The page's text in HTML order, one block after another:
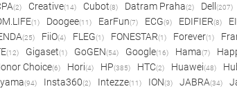
(2) Creative(14) Cubot(8) Datram Praha(2) Dell (207)
(1) Doogee(11) EarFun(7) ECG(9) EDIFIER(8)
(25) FiiO(4) FLEG(1) FONESTAR(1) Forever(1)
(12) Gigaset(1) GoGEN(54) Google(16) Hama(7)
Choice(6) Hori(4) HP(385) HTC(2) Huawei(48)
(94) Insta360(2) Intezze(11) ION(3) JABRA(34)